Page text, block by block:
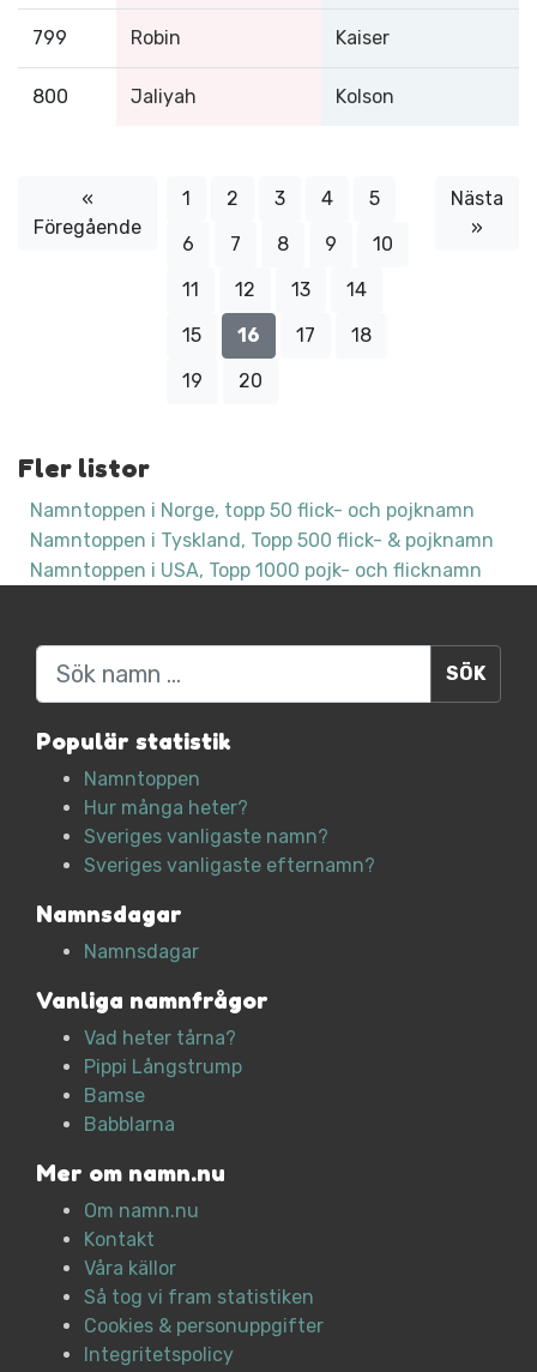
799 Robin Kaiser
800 Jaliyah Kolson
«
Föregående
1 2 3 4
5
6
7 8 9
10
11
12 13
14
15
16 17
18
19
20
Nästa
»
Fler listor
Namntoppen i Norge, topp 50 flick- och pojknamn
Namntoppen i Tyskland, Topp 500 flick- & pojknamn
Namntoppen i USA, Topp 1000 pojk- och flicknamn
Sök
Populär statistik
Namntoppen
Hur många heter?
Sveriges vanligaste namn?
Sveriges vanligaste efternamn?
Namnsdagar
Namnsdagar
Vanliga namnfrågor
Vad heter tårna?
Pippi Långstrump
Bamse
Babblarna
Mer om namn.nu
Om namn.nu
Kontakt
Våra källor
Så tog vi fram statistiken
Cookies & personuppgifter
Integritetspolicy